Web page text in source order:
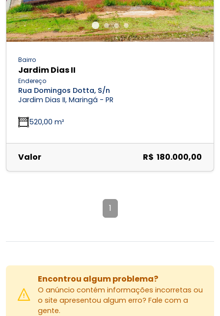
Bairro
Jardim Dias II
Endereço
Rua Domingos Dotta, S/n
Jardim Dias II, Maringá - PR
520,00 m²
Valor R$ 180.000,00
1
Encontrou algum problema?
O anúncio contém informações incorretas ou
o site apresentou algum erro? Fale com a
gente.